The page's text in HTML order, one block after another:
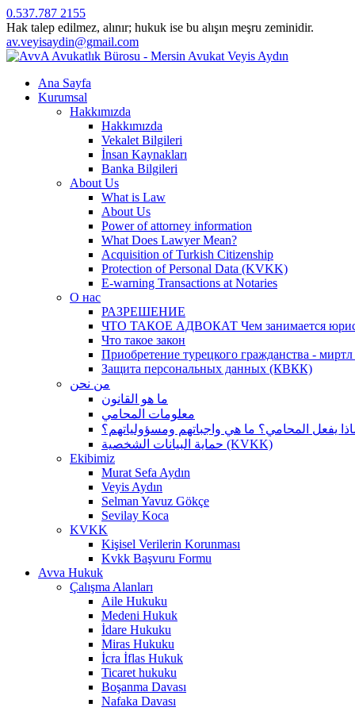
0.537.787 2155
Hak talep edilmez, alınır; hukuk ise bu alışın meşru zeminidir.
av.veyisaydin@gmail.com
Ana Sayfa
Kurumsal
Hakkımızda
Hakkımızda
Vekalet Bilgileri
İnsan Kaynakları
Banka Bilgileri
About Us
What is Law
About Us
Power of attorney information
What Does Lawyer Mean?
Acquisition of Turkish Citizenship
Protection of Personal Data (KVKK)
E-warning Transactions at Notaries
О нас
РАЗРЕШЕНИЕ
ЧТО ТАКОЕ АДВОКАТ Чем занимается
Что такое закон
Приобретение турецкого гражданства -
Защита персональных данных (КВКК)
من نحن
ما هو القانون
معلومات المحامي
يفعل المحامي؟ ما هي واجباتهم ومسؤولياتهم؟
حماية البيانات الشخصية (KVKK)
Ekibimiz
Murat Sefa Aydın
Veyis Aydın
Selman Yavuz Gökçe
Sevilay Koca
KVKK
Kişisel Verilerin Korunması
Kvkk Başvuru Formu
Avva Hukuk
Çalışma Alanları
Aile Hukuku
Medeni Hukuk
İdare Hukuku
Miras Hukuku
İcra İflas Hukuk
Ticaret hukuku
Boşanma Davası
Nafaka Davası